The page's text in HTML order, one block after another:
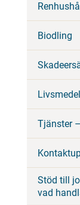
Biodling
Livsmedel
Tjänster
Stöd till
vad